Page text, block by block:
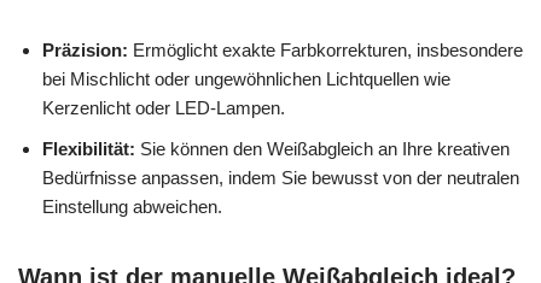
Präzision: Ermöglicht exakte Farbkorrekturen, insbesondere
bei Mischlicht oder ungewöhnlichen Lichtquellen wie
Kerzenlicht oder LED-Lampen.
Flexibilität: Sie können den Weißabgleich an Ihre kreativen
Bedürfnisse anpassen, indem Sie bewusst von der neutralen
Einstellung abweichen.
Wann ist der manuelle Weißabgleich ideal?